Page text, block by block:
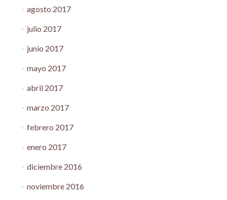
agosto 2017
julio 2017
junio 2017
mayo 2017
abril 2017
marzo 2017
febrero 2017
enero 2017
diciembre 2016
noviembre 2016